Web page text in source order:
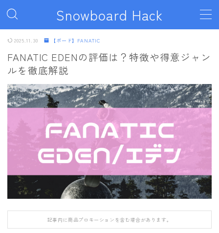
Snowboard Hack
MENU
ボード
011artistic
ALLIAN
BATALEON
BC STREAM
BURTON
CAPiTA
DEATH LABEL
DRAKE
FANATIC
2025.11.30 【ボード】FANATIC
FANATIC EDENの評価は？特徴や得意ジャン
ルを徹底解説
記事内に商品プロモーションを含む場合があります。